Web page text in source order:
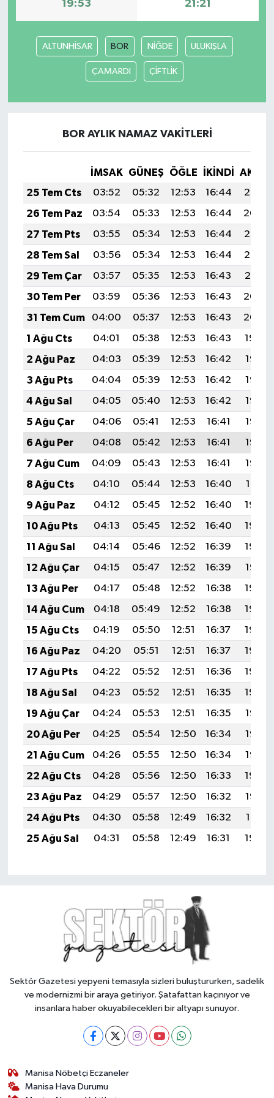
19:53 21:21
ALTUNHİSAR BOR NİĞDE ULUKIŞLA
ÇAMARDI ÇİFTLİK
BOR AYLIK NAMAZ VAKITLERI
İMSAK GÜNEŞ ÖĞLE İKINDI
25 Tem Cts
03:52 05:32 12:53 16:44
20:05
26 Tem Paz
03:54 05:33 12:53 16:44
20:04
27 Tem Pts
03:55 05:34 12:53 16:44
20:03
28 Tem Sal
03:56 05:34 12:53 16:44
20:02
29 Tem Çar
03:57 05:35 12:53 16:43
20:01
30 Tem Per
03:59 05:36 12:53 16:43
20:00
31 Tem Cum
04:00 05:37 12:53 16:43
20:00
1 Ağu Cts
04:01 05:38 12:53 16:43
19:59
2 Ağu Paz
04:03 05:39 12:53 16:42
19:58
3 Ağu Pts
04:04 05:39 12:53 16:42
19:57
4 Ağu Sal
04:05 05:40 12:53 16:42
19:56
5 Ağu Çar
04:06 05:41 12:53 16:41
19:55
6 Ağu Per
04:08 05:42 12:53 16:41
19:53
7 Ağu Cum
04:09 05:43 12:53 16:41
19:52
8 Ağu Cts
04:10 05:44 12:53 16:40
19:51
9 Ağu Paz
04:12 05:45 12:52 16:40
19:50
10 Ağu Pts
04:13 05:45 12:52 16:40
19:49
11 Ağu Sal
04:14 05:46 12:52 16:39
19:48
12 Ağu Çar
04:15 05:47 12:52 16:39
19:47
13 Ağu Per
04:17 05:48 12:52 16:38
19:45
14 Ağu Cum
04:18 05:49 12:52 16:38
19:44
15 Ağu Cts
04:19 05:50 12:51 16:37
19:43
16 Ağu Paz
04:20 05:51 12:51 16:37
19:42
17 Ağu Pts
04:22 05:52 12:51 16:36
19:40
18 Ağu Sal
04:23 05:52 12:51 16:35
19:39
19 Ağu Çar
04:24 05:53 12:51 16:35
19:38
20 Ağu Per
04:25 05:54 12:50 16:34
19:36
21 Ağu Cum
04:26 05:55 12:50 16:34
19:35
22 Ağu Cts
04:28 05:56 12:50 16:33
19:34
23 Ağu Paz
04:29 05:57 12:50 16:32
19:32
24 Ağu Pts
04:30 05:58 12:49 16:32
19:31
25 Ağu Sal
04:31 05:58 12:49 16:31 19:30
Sektör Gazetesi yepyeni temasıyla sizleri buluştururken, sadelik
ve modernizmi bir araya getiriyor. Şatafattan kaçınıyor ve
insanlara haber okuyabilecekleri bir altyapı sunuyor.
Manisa Nöbetçi Eczaneler
Manisa Hava Durumu
TÜRKİYE'DE TREND HABERLER